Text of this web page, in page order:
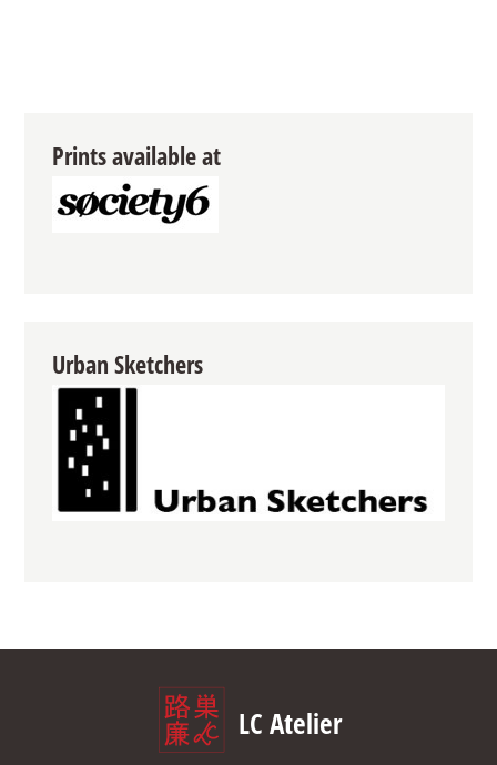
Prints available at
Urban Sketchers
LC Atelier